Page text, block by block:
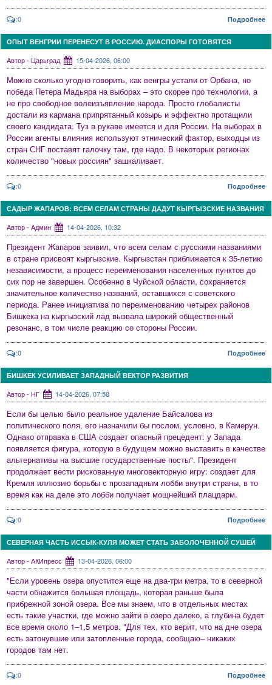
:0 Подробнее
ОПЫТ ВЕНГРИИ ПЕРЕНЕСУТ В РОССИЮ. ДИАСПОРЫ ГОТОВЯТСЯ
Автор - Царьград 15-04-2026, 06:00
Можно сколько угодно говорить, как венгры устали от Орбана, но
победа Петера Мадьяра на выборах – это скорее про технологии, а
не про свободное волеизъявление народа. Просто глобалисты
достали из кармана припрятанный козырь и эффектно протащили
своего кандидата. Туз в рукаве имеется и для России. На выборах в
России агенты влияния используют этнический фактор, выходцы из
стран СНГ поставят галочку там, где надо. В некоторых регионах
количество "новых россиян" зашкаливает.
:0 Подробнее
САДЫР ЖАПАРОВ: ВСЕМ СЕЛАМ СТРАНЫ ДАДУТ КЫРГЫЗСКИЕ НАЗВАНИЯ
Автор - Админ 14-04-2026, 10:32
Президент Жапаров заявил, что всем селам с русскими названиями
в стране присвоят кыргызские. Кыргызстан приближается к 35-летию
независимости, а процесс переименования населенных пунктов до
сих пор не завершен. Особенно в Чуйской области, сохраняется
значительное количество названий, оставшихся с советского
периода. Ранее инициатива по переименованию четырех районов
Бишкека на кыргызский лад вызвала широкий общественный
резонанс, в том числе реакцию со стороны России.
:0 Подробнее
БИШКЕК УСИЛИВАЕТ ЗАПАДНЫЙ ВЕКТОР РАЗВИТИЯ
Автор - НГ 14-04-2026, 07:58
Если бы целью было реальное удаление Байсалова из
политического поля, его назначили бы послом, условно, в Камерун.
Однако отправка в США создает опасный прецедент: у Запада
появляется фигура, которую в будущем можно выставить в качестве
альтернативы на высшие государственные посты". Президент
продолжает вести рискованную многовекторную игру: создает для
Кремля иллюзию борьбы с прозападным лобби внутри страны, в то
время как на деле это лобби получает мощнейший плацдарм.
:0 Подробнее
СЕВЕРНАЯ ЧАСТЬ ИССЫК-КУЛЯ МОЖЕТ СТАТЬ ЗАБОЛОЧЕННОЙ СУШЕЙ
Автор - АКИпресс 13-04-2026, 06:00
"Если уровень озера опустится еще на два-три метра, то в северной
части обнажится большая площадь, которая раньше была
прибрежной зоной озера. Все мы знаем, что в отдельных местах
есть такие участки, где можно зайти в озеро далеко, а глубина будет
все время около 1–1,5 метров. "Для тех, кто верит, что на дне озера
есть затонувшие или затопленные города, сообщаю– никаких
городов там нет.
:0 Подробнее